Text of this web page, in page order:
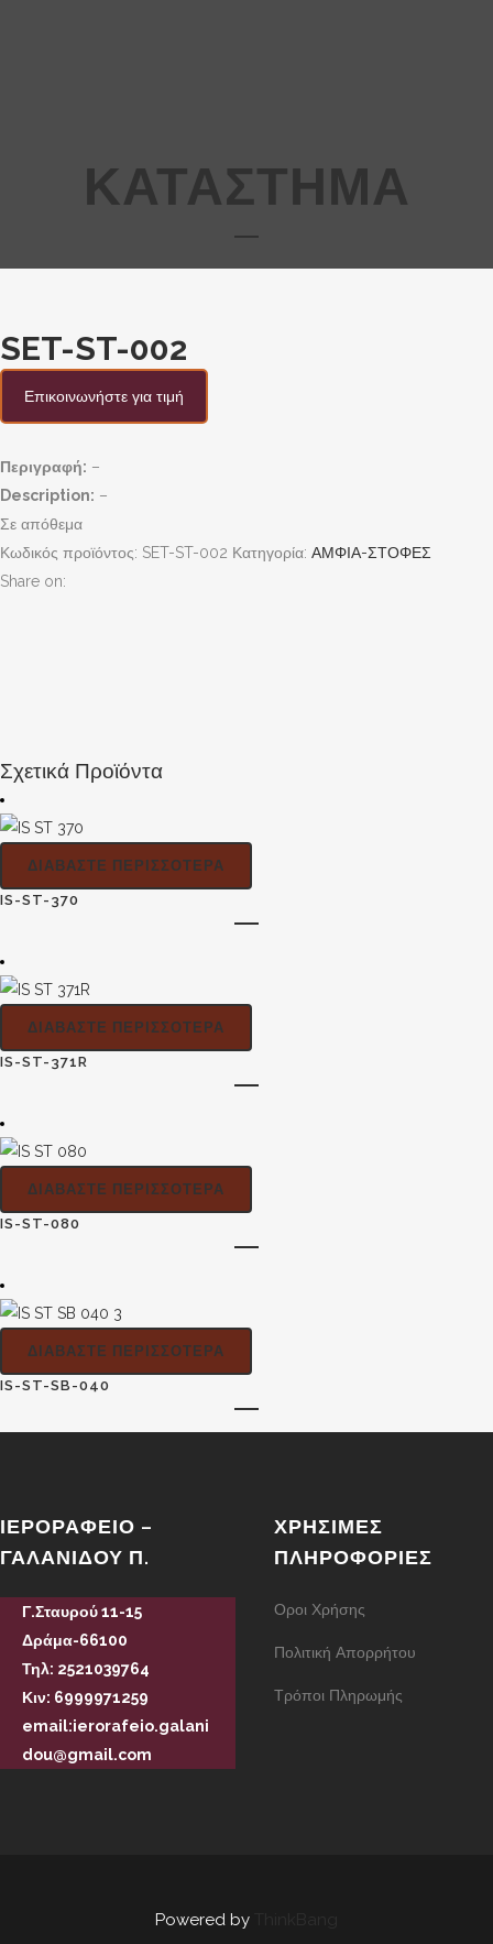
ΚΑΤΑΣΤΗΜΑ
SET-ST-002
Επικοινωνήστε για τιμή
Περιγραφή: –
Description: –
Σε απόθεμα
Κωδικός προϊόντος: SET-ST-002 Κατηγορία: ΑΜΦΙΑ-ΣΤΟΦΕΣ
Share on:
Σχετικά Προϊόντα
ΔΙΑΒΆΣΤΕ ΠΕΡΙΣΣΌΤΕΡΑ
IS-ST-370
ΔΙΑΒΆΣΤΕ ΠΕΡΙΣΣΌΤΕΡΑ
IS-ST-371R
ΔΙΑΒΆΣΤΕ ΠΕΡΙΣΣΌΤΕΡΑ
IS-ST-080
ΔΙΑΒΆΣΤΕ ΠΕΡΙΣΣΌΤΕΡΑ
IS-ST-SB-040
ΙΕΡΟΡΑΦΕΊΟ –
ΓΑΛΑΝΊΔΟΥ Π.
Γ.Σταυρού 11-15
Δράμα-66100
Τηλ: 2521039764
Κιν: 6999971259
email:ierorafeio.galani
dou@gmail.com
ΧΡΉΣΙΜΕΣ
ΠΛΗΡΟΦΟΡΊΕΣ
Οροι Χρήσης
Πολιτική Απορρήτου
Τρόποι Πληρωμής
Powered by